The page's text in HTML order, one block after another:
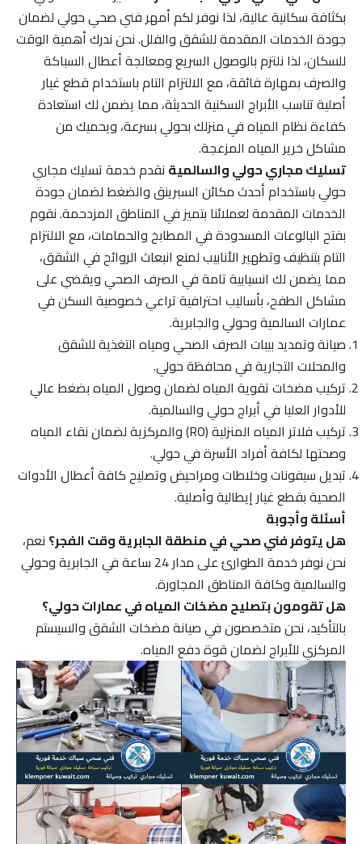
بكثافة سكانية عالية، لذا نوفر لكم أمهر فني صحي حولي لضمان
جودة الخدمات المقدمة للشقق والفلل. نحن ندرك أهمية الوقت
للسكان، لذا نلتزم بالوصول السريع ومعالجة أعطال السباكة
والصرف بمهارة فائقة، مع الالتزام التام باستخدام قطع غيار
أصلية تناسب الأبراج السكنية الحديثة، مما يضمن لك استعادة
كفاءة نظام المياه في منزلك بحولي بسرعة، ويحميك من
مشاكل خرير المياه المزعجة.
تسليك مجاري حولي والسالميةنقدم خدمة تسليك مجاري
حولي باستخدام أحدث مكائن السبرينق والضغط لضمان جودة
الخدمات المقدمة لعملائنا بتميز في المناطق المزدحمة. نقوم
بفتح البالوعات المسدودة في المطابخ والحمامات، مع الالتزام
التام بتنظيف وتطهير الأنابيب لمنع انبعاث الروائح في الشقق،
مما يضمن لك انسيابية تامة في الصرف الصحي ويقضي على
مشاكل الطفح، بأساليب احترافية تراعي خصوصية السكن في
عمارات السالمية وحولي والجابرية.
صيانة وتمديد بيبات الصرف الصحي ومياه التغذية للشقق
والمحلات التجارية في محافظة حولي.
تركيب مضخات تقوية المياه لضمان وصول المياه بضغط عالي
للأدوار العليا في أبراج حولي والسالمية.
تركيب فلاتر المياه المنزلية (RO) والمركزية لضمان نقاء المياه
وصحتها لكافة أفراد الأسرة في حولي.
تبديل سيفونات وخلاطات ومراحيض وتصليح كافة أعطال الأدوات
الصحية بقطع غيار إيطالية وأصلية.
أسئلة وأجوبة
هل يتوفر فني صحي في منطقة الجابرية وقت الفجر؟نعم،
نحن نوفر خدمة الطوارئ على مدار 24 ساعة في الجابرية وحولي
والسالمية وكافة المناطق المجاورة.
هل تقومون بتصليح مضخات المياه في عمارات حولي؟
بالتأكيد، نحن متخصصون في صيانة مضخات الشقق والسيستم
المركزي للأبراج لضمان قوة دفع المياه.